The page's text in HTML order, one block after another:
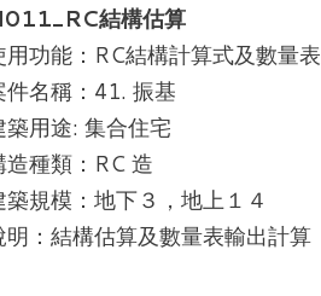
結構估算
用功能：RC結構計算式及數量表
件名稱：41. 振基
築用途: 集合住宅
造種類：RC 造
築規模：地下３，地上１４
明：結構估算及數量表輸出計算